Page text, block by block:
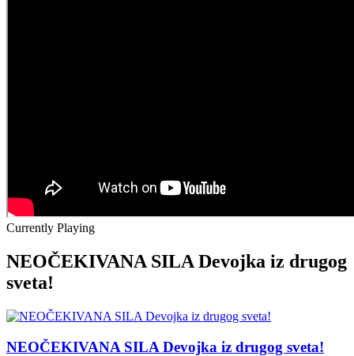
Currently Playing
NEOČEKIVANA SILA Devojka iz drugog
sveta!
NEOČEKIVANA SILA Devojka iz drugog sveta!